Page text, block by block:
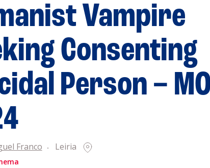
Política de Privacidade
Acompanhe a Leiria Agenda
Vampire
Consenting
Person –
Franco Leiria